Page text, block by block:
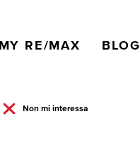
MY RE/MAX BLOG
Non mi interessa